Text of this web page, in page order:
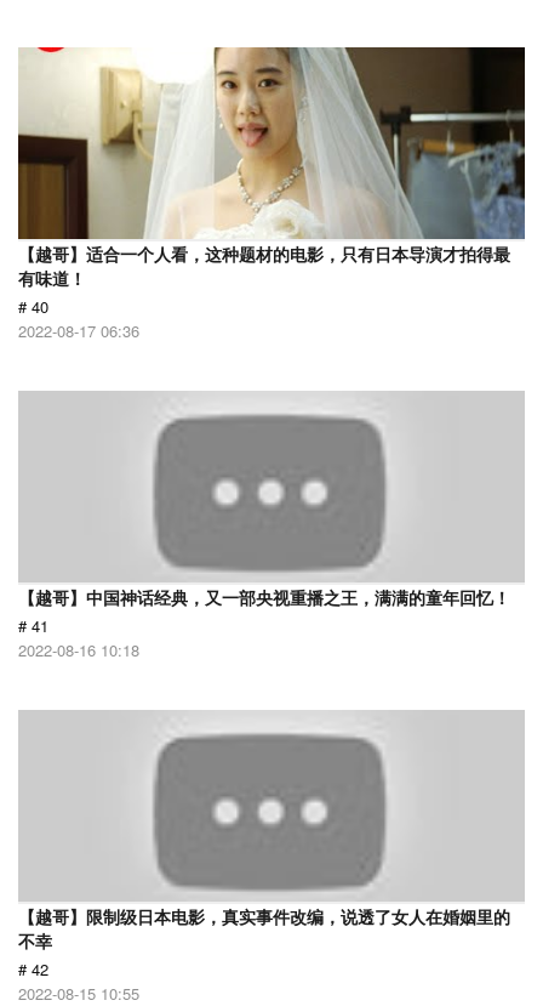
【越哥】适合一个人看，这种题材的电影，只有日本导演才拍得最
有味道！
# 40
2022-08-17 06:36
【越哥】中国神话经典，又一部央视重播之王，满满的童年回忆！
# 41
2022-08-16 10:18
【越哥】限制级日本电影，真实事件改编，说透了女人在婚姻里的
不幸
# 42
2022-08-15 10:55